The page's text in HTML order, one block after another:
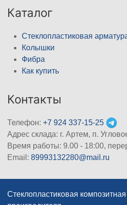
Каталог
Стеклопластиковая
Колышки
Фибра
Как купить
Контакты
Телефон: +7 924 337-15-25
Адрес склада: г. Артем, п.
Время работы: 9.00 - 18:00,
Email: 89993132280@mail.ru
Стеклопластиковая